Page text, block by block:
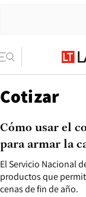
Cotizar
El Servicio Nacional
productos que
cenas de fin de año.
Cómo usar el
para armar la